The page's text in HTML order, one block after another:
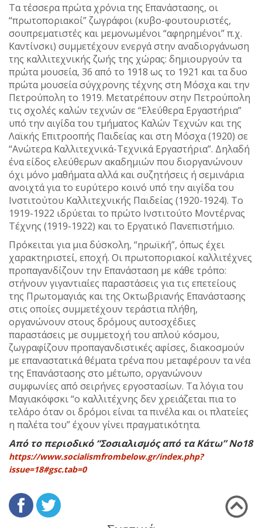
Τα τέσσερα πρώτα χρόνια της Επανάστασης, οι
“πρωτοποριακοί” ζωγράφοι (κυβο-φουτουριστές,
σουπρεματιστές και μεμονωμένοι “αφηρημένοι” π.χ.
Καντίνσκι) συμμετέχουν ενεργά στην αναδιοργάνωση
της καλλιτεχνικής ζωής της χώρας: δημιουργούν τα
πρώτα μουσεία, 36 από το 1918 ως το 1921 και τα δυο
πρώτα μουσεία σύγχρονης τέχνης στη Μόσχα και την
Πετρούπολη το 1919. Μετατρέπουν στην Πετρούπολη
τις σχολές καλών τεχνών σε “Ελεύθερα Εργαστήρια”
υπό την αιγίδα του τμήματος Καλών Τεχνών και της
Λαϊκής Επιτροοπής Παιδείας και στη Μόσχα (1920) σε
“Ανώτερα Καλλιτεχνικά-Τεχνικά Εργαστήρια”. Δηλαδή
ένα είδος ελεύθερων ακαδημιών που διοργανώνουν
όχι μόνο μαθήματα αλλά και συζητήσεις ή σεμινάρια
ανοιχτά για το ευρύτερο κοινό υπό την αιγίδα του
Ινστιτούτου Καλλιτεχνικής Παιδείας (1920-1924). Το
1919-1922 ιδρύεται το πρώτο Ινστιτούτο Μοντέρνας
Τέχνης (1919-1922) και το Εργατικό Πανεπιστήμιο.
Πρόκειται για μια δύσκολη, “ηρωϊκή”, όπως έχει
χαρακτηριστεί, εποχή. Οι πρωτοποριακοί καλλιτέχνες
προπαγανδίζουν την Επανάσταση με κάθε τρόπο:
στήνουν γιγαντιαίες παραστάσεις για τις επετείους
της Πρωτομαγιάς και της Οκτωβριανής Επανάστασης
στις οποίες συμμετέχουν τεράστια πλήθη,
οργανώνουν στους δρόμους αυτοσχέδιες
παραστάσεις με συμμετοχή του απλού κόσμου,
ζωγραφίζουν προπαγανδιστικές αφίσες, διακοσμούν
με επαναστατικά θέματα τρένα που μεταφέρουν τα νέα
της Επανάστασης στο μέτωπο, οργανώνουν
συμφωνίες από σειρήνες εργοστασίων. Τα λόγια του
Μαγιακόφσκι “ο καλλιτέχνης δεν χρειάζεται πια το
τελάρο όταν οι δρόμοι είναι τα πινέλα και οι πλατείες
η παλέτα του” έχουν γίνει πραγματικότητα.
Από το περιοδικό “Σοσιαλισμός από τα Κάτω” Νο18
https://www.socialismfrombelow.gr/index.php?
issue=18#gsc.tab=0